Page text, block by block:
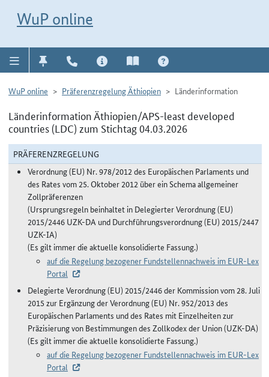
WuP online
WuP online Präferenzregelung Äthiopien Länderinformation
Länderinformation Äthiopien/APS-least developed
countries (LDC) zum Stichtag 04.03.2026
PRÄFERENZREGELUNG
Verordnung (EU) Nr. 978/2012 des Europäischen Parlaments und
des Rates vom 25. Oktober 2012 über ein Schema allgemeiner
Zollpräferenzen
(Ursprungsregeln beinhaltet in Delegierter Verordnung (EU)
2015/2446 UZK-DA und Durchführungsverordnung (EU) 2015/2447
UZK-IA)
(Es gilt immer die aktuelle konsolidierte Fassung.)
auf die Regelung bezogener Fundstellennachweis im EUR-Lex
Portal
Delegierte Verordnung (EU) 2015/2446 der Kommission vom 28. Juli
2015 zur Ergänzung der Verordnung (EU) Nr. 952/2013 des
Europäischen Parlaments und des Rates mit Einzelheiten zur
Präzisierung von Bestimmungen des Zollkodex der Union (UZK-DA)
(Es gilt immer die aktuelle konsolidierte Fassung.)
auf die Regelung bezogener Fundstellennachweis im EUR-Lex
Portal